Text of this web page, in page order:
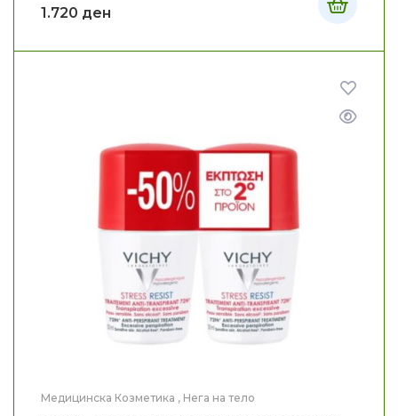
1.720 ден
Медицинска Козметика , Нега на тело